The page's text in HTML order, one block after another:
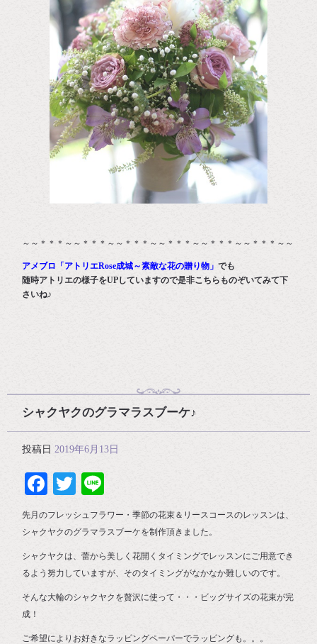
～～＊＊＊～～＊＊＊～～＊＊＊～～＊＊＊～～＊＊＊～～＊＊＊～～
アメブロ「アトリエRose成城～素敵な花の贈り物」でも
随時アトリエの様子をUPしていますので是非こちらものぞいてみて下
さいね♪
シャクヤクのグラマラスブーケ♪
投稿日 2019年6月13日
Facebook
Twitter
先月のフレッシュフラワー・季節の花束＆リースコースのレッスンは、
シャクヤクのグラマラスブーケを制作頂きました。
シャクヤクは、蕾から美しく花開くタイミングでレッスンにご用意でき
るよう努力していますが、そのタイミングがなかなか難しいのです。
そんな大輪のシャクヤクを贅沢に使って・・・ビッグサイズの花束が完
成！
ご希望によりお好きなラッピングペーパーでラッピングも。。。